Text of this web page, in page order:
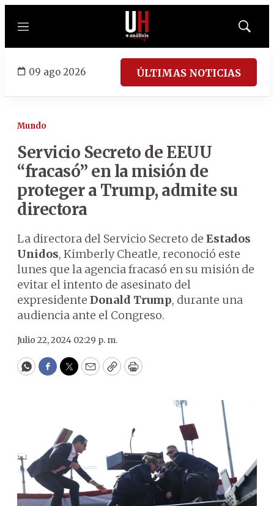
Menú
Mostrar
09 ago 2026 ÚLTIMAS NOTICIAS
Mundo
Servicio Secreto de EEUU
“fracasó” en la misión de
proteger a Trump, admite su
directora
La directora del Servicio Secreto de Estados
Unidos, Kimberly Cheatle, reconoció este
lunes que la agencia fracasó en su misión de
evitar el intento de asesinato del
expresidente Donald Trump, durante una
audiencia ante el Congreso.
Julio 22, 2024 02:29 p. m.
WhatsApp
Facebook
Twitter
EmailCopyPrint